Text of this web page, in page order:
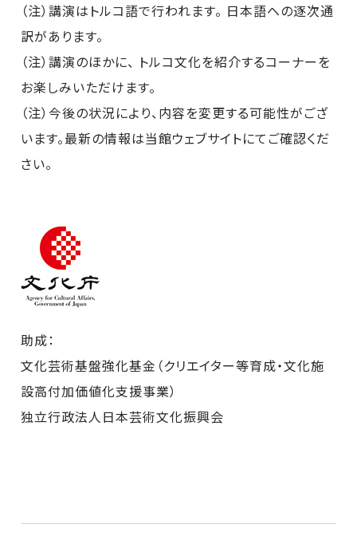
（注）講演はトルコ語で行われます。 日本語への逐次通
訳があります。
（注）講演のほかに、 トルコ文化を紹介するコーナーを
お楽しみいただけます。
（注）今後の状況により、内容を変更する可能性がござ
います。最新の情報は当館ウェブサイトにてご確認くだ
さい。
助成：
文化芸術基盤強化基金（クリエイター等育成・文化施
設高付加価値化支援事業）
独立行政法人日本芸術文化振興会